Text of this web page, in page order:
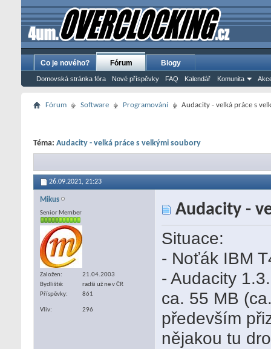
Co je nového? Fórum
Domovská stránka fóra Nové příspěvky FAQ Kalendář Komunita
Blogy
Fórum Software Programování Audacity - velká práce s
Téma: Audacity - velká práce s velkými soubory
26.09.2021, 21:23
Mikus
Senior Member
Založen
21.04.2003
Bydliště
radši už ne v ČR
Příspěvky
861
Vliv 296
Audacity -
Situace:
- Noťák IBM
- Audacity
ca. 55 MB
především
nějakou tu